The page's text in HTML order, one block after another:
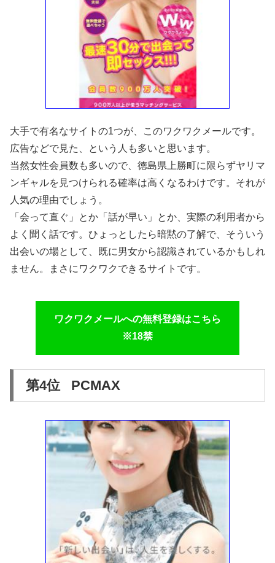
大手で有名なサイトの1つが、このワクワクメールです。
広告などで見た、という人も多いと思います。
当然女性会員数も多いので、徳島県上勝町に限らずヤリマ
ンギャルを見つけられる確率は高くなるわけです。それが
人気の理由でしょう。
「会って直ぐ」とか「話が早い」とか、実際の利用者から
よく聞く話です。ひょっとしたら暗黙の了解で、そういう
出会いの場として、既に男女から認識されているかもしれ
ません。まさにワクワクできるサイトです。
ワクワクメールへの無料登録はこちら
※18禁
第4位 PCMAX